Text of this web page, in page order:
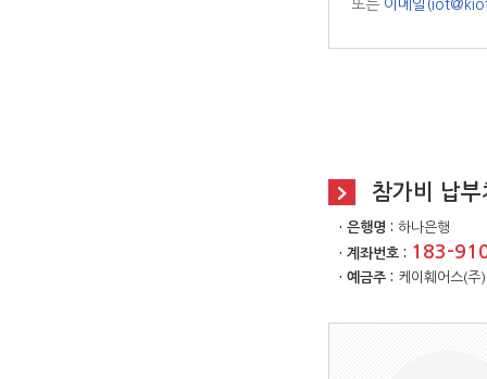
또는 이메일(
참가비 납부
· 은행명 : 하나은행
· 계좌번호 : 183-
· 예금주 : 케이훼어스(주)